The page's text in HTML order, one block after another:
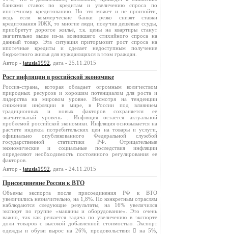
банками ставок по кредитам и увеличению спроса по
ипотечному кредитованию. Но это может и не произойти,
ведь если коммерческие банки резко снизят ставки
кредитования ИЖК, то многие люди, получив дешёвые ссуды,
приобретут дорогое жильё, т.к. цены на квартиры станут
значительно выше из-за возникшего стихийного спроса на
данный товар. Эта ситуация притормозит рост спроса на
ипотечные кредиты и сделает недоступным получение
бюджетного жилья для нуждающихся в этом граждан.
Автор - jatusia1992 , дата - 25.11.2015
Рост инфляции в российской экономике
Россия-страна, которая обладает огромным количеством
природных ресурсов и хорошим потенциалом для роста и
лидерства на мировом уровне. Несмотря на тенденции
снижения инфляции в мире, в России под влиянием
традиционных и новых факторов сохраняется ее
значительный уровень . Инфляция остается актуальной
проблемой российской экономики. Инфляция основывается на
расчете индекса потребительских цен на товары и услуги,
официально опубликованного Федеральной службой
государственной статистики РФ. Отрицательные
экономические и социальные последствия инфляции
определяют необходимость постоянного регулирования ее
факторов.
Автор - jatusia1992 , дата - 24.11.2015
Присоединение России к ВТО
Объемы экспорта после присоединения РФ к ВТО
увеличились незначительно, на 1,8%. По конкретным отраслям
наблюдаются следующие результаты, на 16% увеличился
экспорт по группе «машины и оборудование». Это очень
важно, так как решается задача по увеличению в экспорте
доли товаров с высокой добавленной стоимостью. Экспорт
одежды и обуви вырос на 26%, продовольствия  на 5%,